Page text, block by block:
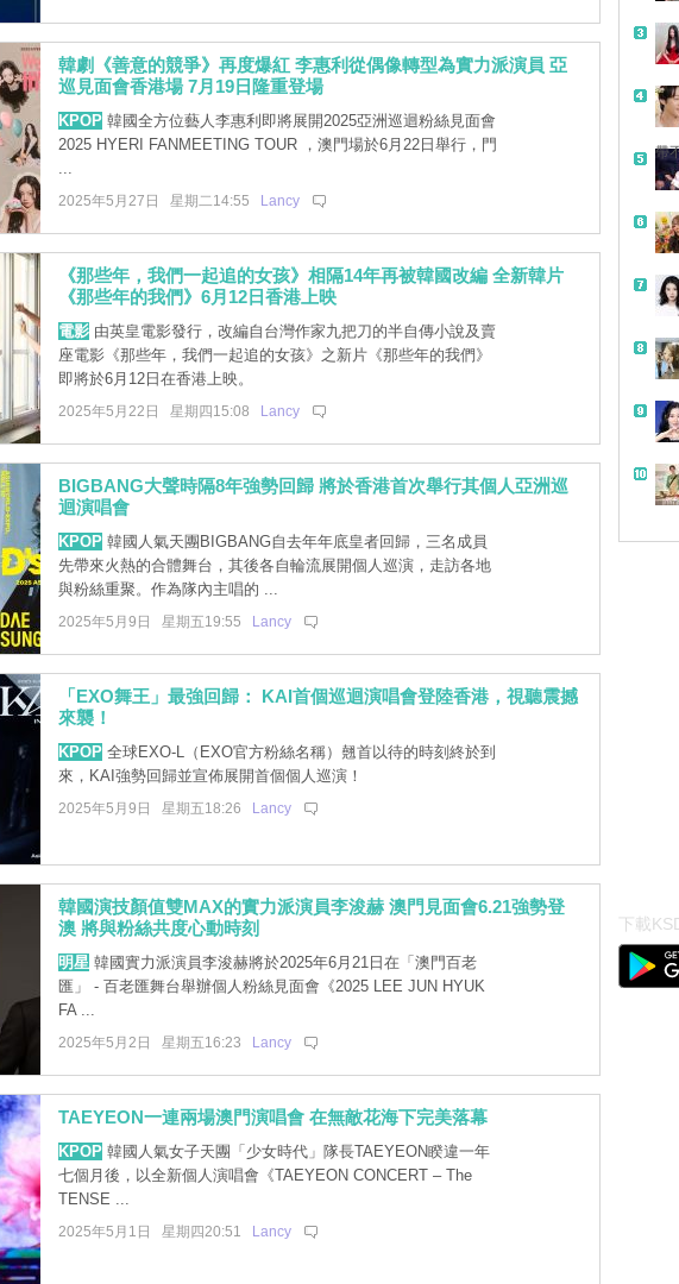
韓劇《善意的競爭》再度爆紅 李惠利從偶像轉型為實力派演員 亞
巡見面會香港場 7月19日隆重登場
KPOP韓國全方位藝人李惠利即將展開2025亞洲巡迴粉絲見面會
2025 HYERI FANMEETING TOUR ，澳門場於6月22日舉行，門
...
2025年5月27日 星期二14:55 Lancy
《那些年，我們一起追的女孩》相隔14年再被韓國改編 全新韓片
《那些年的我們》6月12日香港上映
電影由英皇電影發行，改編自台灣作家九把刀的半自傳小說及賣
座電影《那些年，我們一起追的女孩》之新片《那些年的我們》
即將於6月12日在香港上映。
2025年5月22日 星期四15:08 Lancy
BIGBANG大聲時隔8年強勢回歸 將於香港首次舉行其個人亞洲巡
迴演唱會
KPOP韓國人氣天團BIGBANG自去年年底皇者回歸，三名成員
先帶來火熱的合體舞台，其後各自輪流展開個人巡演，走訪各地
與粉絲重聚。作為隊內主唱的 ...
2025年5月9日 星期五19:55 Lancy
「EXO舞王」最強回歸： KAI首個巡迴演唱會登陸香港，視聽震撼
來襲！
KPOP全球EXO-L（EXO官方粉絲名稱）翹首以待的時刻終於到
來，KAI強勢回歸並宣佈展開首個個人巡演！
2025年5月9日 星期五18:26 Lancy
韓國演技顏值雙MAX的實力派演員李浚赫 澳門見面會6.21強勢登
澳 將與粉絲共度心動時刻
明星韓國實力派演員李浚赫將於2025年6月21日在「澳門百老
匯」 - 百老匯舞台舉辦個人粉絲見面會《2025 LEE JUN HYUK
FA ...
2025年5月2日 星期五16:23 Lancy
TAEYEON一連兩場澳門演唱會 在無敵花海下完美落幕
KPOP韓國人氣女子天團「少女時代」隊長TAEYEON睽違一年
七個月後，以全新個人演唱會《TAEYEON CONCERT – The
TENSE ...
2025年5月1日 星期四20:51 Lancy
帶
下載